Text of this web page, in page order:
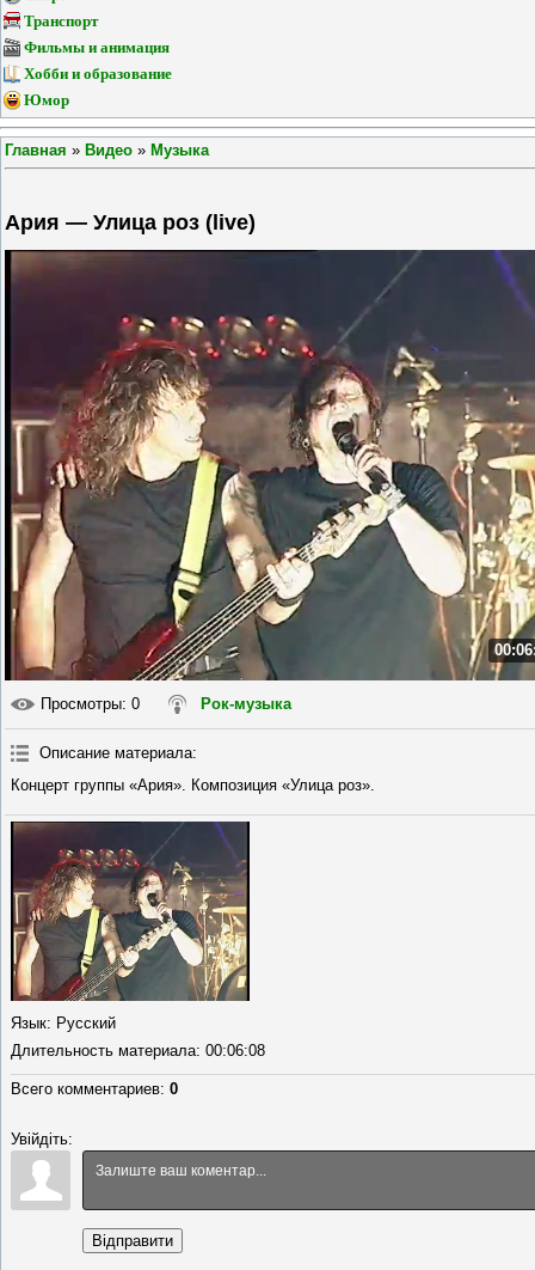
Транспорт
Фильмы и анимация
Хобби и образование
Юмор
Главная » Видео » Музыка
Ария — Улица роз (live)
Просмотры: 0 Рок-музыка
Описание материала:
Концерт группы «Ария». Композиция «Улица роз».
Язык: Русский
Длительность материала: 00:06:08
Всего комментариев: 0
Увійдіть:
Відправити